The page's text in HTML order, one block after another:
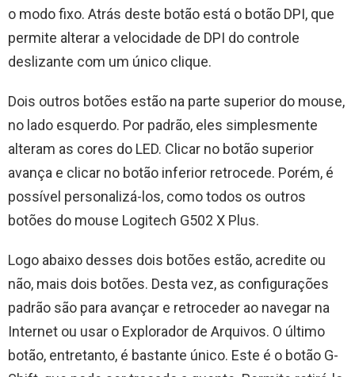
o modo fixo. Atrás deste botão está o botão DPI, que
permite alterar a velocidade de DPI do controle
deslizante com um único clique.
Dois outros botões estão na parte superior do mouse,
no lado esquerdo. Por padrão, eles simplesmente
alteram as cores do LED. Clicar no botão superior
avança e clicar no botão inferior retrocede. Porém, é
possível personalizá-los, como todos os outros
botões do mouse Logitech G502 X Plus.
Logo abaixo desses dois botões estão, acredite ou
não, mais dois botões. Desta vez, as configurações
padrão são para avançar e retroceder ao navegar na
Internet ou usar o Explorador de Arquivos. O último
botão, entretanto, é bastante único. Este é o botão G-